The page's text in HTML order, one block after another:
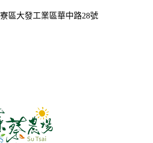
區大發工業區華中路28號